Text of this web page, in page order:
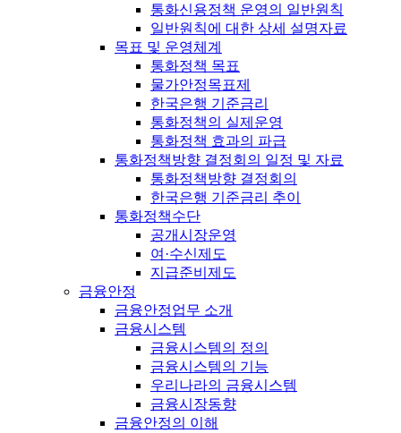
통화신용정책 운영의 일반원칙
일반원칙에 대한 상세 설명자료
목표 및 운영체계
통화정책 목표
물가안정목표제
한국은행 기준금리
통화정책의 실제운영
통화정책 효과의 파급
통화정책방향 결정회의 일정 및 자료
통화정책방향 결정회의
한국은행 기준금리 추이
통화정책수단
공개시장운영
여·수신제도
지급준비제도
금융안정
금융안정업무 소개
금융시스템
금융시스템의 정의
금융시스템의 기능
우리나라의 금융시스템
금융시장동향
금융안정의 이해